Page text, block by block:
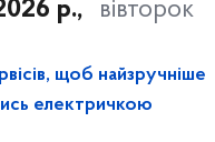
р., вівторок
щоб найзручніше
електричкою